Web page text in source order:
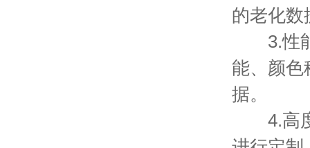
的老化数
3.性能
能、颜色
据。
4.高度